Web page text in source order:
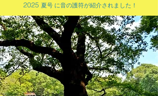
2025 夏号 に音の護符が紹介されました！